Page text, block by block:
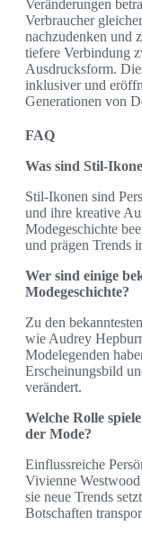
Veränderungen
Verbraucher
nachzudenken und
tiefere Verbindung
Ausdrucksform.
inklusiver und
Generationen von
FAQ
Was sind Stil-
Stil-Ikonen sind
und ihre kreative
Modegeschichte
und prägen Trends
Wer sind einige
Modegeschichte?
Zu den
wie Audrey
Modelegenden
Erscheinungsbild
verändert.
Welche Rolle
der Mode?
Einflussreiche
Vivienne
sie neue Trends
Botschaften